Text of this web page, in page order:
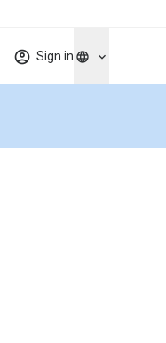
Sign in